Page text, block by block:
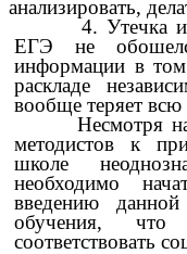
анализировать,
4. Утечка
ЕГЭ не
информации в
раскладе
вообще теряет
Несмотря на
методистов к
школе
необходимо
введению
обучения,
соответствовать